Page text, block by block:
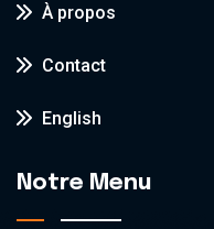
À propos
Contact
English
Notre Menu